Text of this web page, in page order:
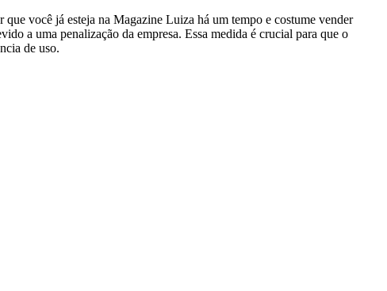
você já esteja na Magazine Luiza há um tempo e costume vender
a uma penalização da empresa. Essa medida é crucial para que o
de uso.